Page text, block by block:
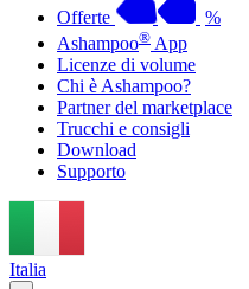
Offerte
%
Ashampoo® App
Licenze di volume
Chi è Ashampoo?
Partner del marketplace
Trucchi e consigli
Download
Supporto
Italia